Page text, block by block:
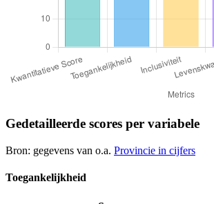
Gedetailleerde scores per variabele
Bron: gegevens van o.a. Provincie in cijfers
Toegankelijkheid